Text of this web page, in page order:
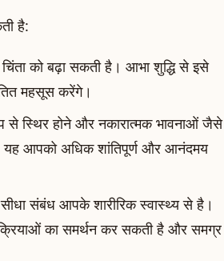
है:
को बढ़ा सकती है। आभा शुद्धि से इसे
महसूस करेंगे।
से स्थिर होने और नकारात्मक भावनाओं जैसे
आपको अधिक शांतिपूर्ण और आनंदमय
संबंध आपके शारीरिक स्वास्थ्य से है।
का समर्थन कर सकती है और समग्र